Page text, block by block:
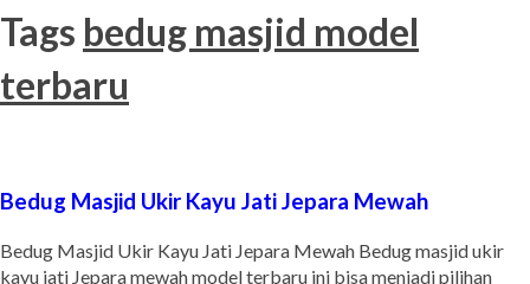
Tags bedug masjid model
terbaru
Bedug Masjid Ukir Kayu Jati Jepara Mewah
Bedug Masjid Ukir Kayu Jati Jepara Mewah Bedug masjid ukir
kayu jati Jepara mewah model terbaru ini bisa menjadi pilihan